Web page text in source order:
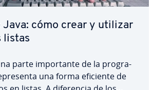
cómo crear y utilizar
listas
parte im­po­r­ta­n­te de la pro­gra­
una forma eficiente de